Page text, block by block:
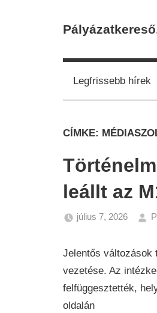
Legfrissebb hírek
CÍMKE:
leállt az
július 7, 2026
Jelentős változások
vezetése. Az
felfüggesztették,
oldalán